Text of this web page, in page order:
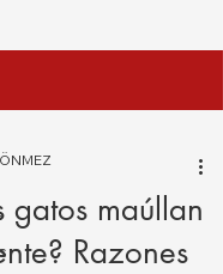
gatos maúllan
Razones